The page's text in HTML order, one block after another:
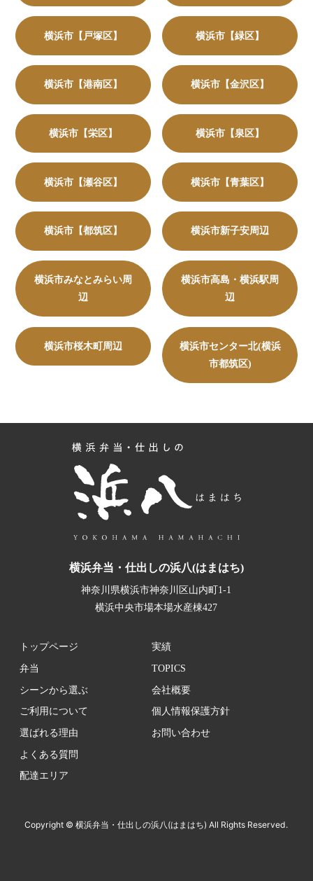
横浜市【戸塚区】 横浜市【緑区】
横浜市【港南区】 横浜市【金沢区】
横浜市【栄区】 横浜市【泉区】
横浜市【瀬谷区】 横浜市【青葉区】
横浜市【都筑区】 横浜市新子安周辺
横浜市みなとみらい周
辺
横浜市高島・横浜駅周
辺
横浜市桜木町周辺
横浜市センター北(横浜
市都筑区)
横浜弁当・仕出しの浜八(はまはち)
神奈川県横浜市神奈川区山内町1-1
横浜中央市場本場水産棟427
トップページ
弁当
シーンから選ぶ
ご利用について
選ばれる理由
よくある質問
配達エリア
実績
TOPICS
会社概要
個人情報保護方針
お問い合わせ
Copyright © 横浜弁当・仕出しの浜八(はまはち) All Rights Reserved.